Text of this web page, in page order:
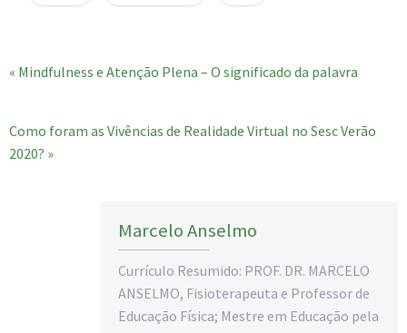
« Mindfulness e Atenção Plena – O significado da palavra
Como foram as Vivências de Realidade Virtual no Sesc Verão
2020? »
Marcelo Anselmo
Currículo Resumido: PROF. DR. MARCELO
ANSELMO, Fisioterapeuta e Professor de
Educação Física; Mestre em Educação pela